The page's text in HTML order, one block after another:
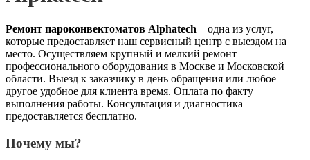
Ремонт пароконвектоматов Alphatech – одна из услуг,
которые предоставляет наш сервисный центр с выездом на
место. Осуществляем крупный и мелкий ремонт
профессионального оборудования в Москве и Московской
области. Выезд к заказчику в день обращения или любое
другое удобное для клиента время. Оплата по факту
выполнения работы. Консультация и диагностика
предоставляется бесплатно.
Почему мы?